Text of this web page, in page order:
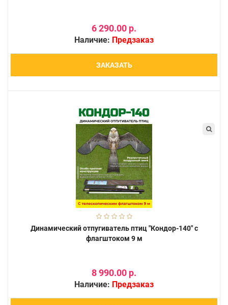
6 290.00 р.
Наличие: Предзаказ
ЗАКАЗАТЬ
Динамический отпугиватель птиц "Кондор-140" с
флагштоком 9 м
8 990.00 р.
Наличие: Предзаказ